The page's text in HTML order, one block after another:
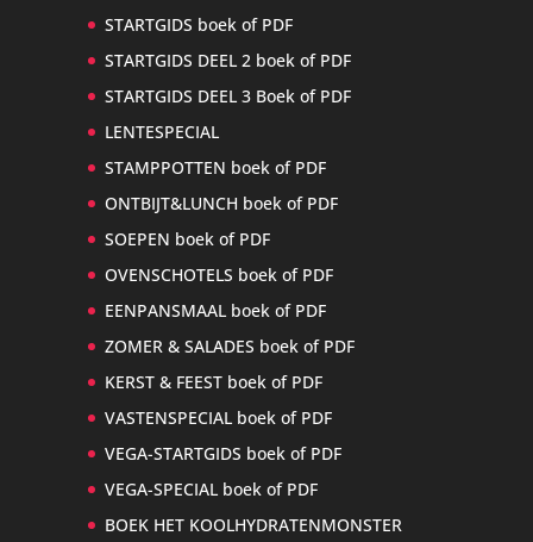
STARTGIDS boek of PDF
STARTGIDS DEEL 2 boek of PDF
STARTGIDS DEEL 3 Boek of PDF
LENTESPECIAL
STAMPPOTTEN boek of PDF
ONTBIJT&LUNCH boek of PDF
SOEPEN boek of PDF
OVENSCHOTELS boek of PDF
EENPANSMAAL boek of PDF
ZOMER & SALADES boek of PDF
KERST & FEEST boek of PDF
VASTENSPECIAL boek of PDF
VEGA-STARTGIDS boek of PDF
VEGA-SPECIAL boek of PDF
BOEK HET KOOLHYDRATENMONSTER